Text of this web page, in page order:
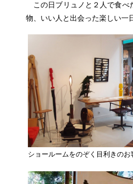
この日ブリュノと２人で食
物、いい人と出会った楽しい一
ショールームをのぞく目利きのお